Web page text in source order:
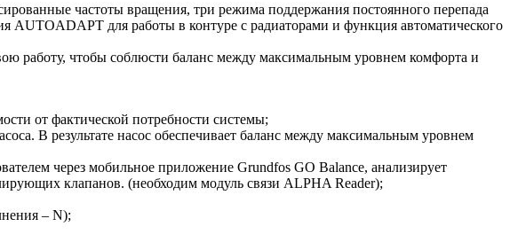
частоты вращения, три режима поддержания постоянного перепада
AUTOADAPT для работы в контуре с радиаторами и функция автоматического
работу, чтобы соблюсти баланс между максимальным уровнем комфорта и
от фактической потребности системы;
В результате насос обеспечивает баланс между максимальным уровнем
через мобильное приложение Grundfos GO Balance, анализирует
клапанов. (необходим модуль связи ALPHA Reader);
– N);